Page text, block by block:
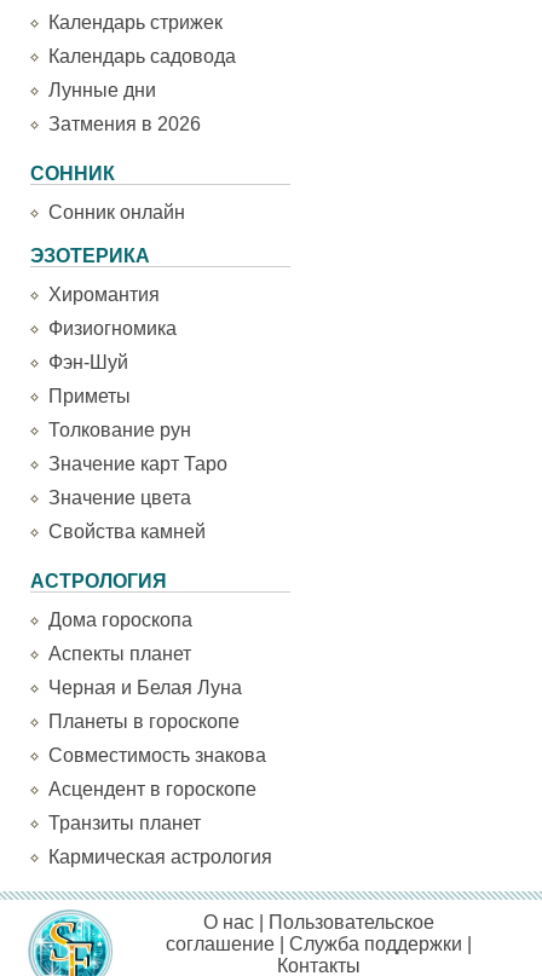
Календарь стрижек
Календарь садовода
Лунные дни
Затмения в 2026
СОННИК
Сонник онлайн
ЭЗОТЕРИКА
Хиромантия
Физиогномика
Фэн-Шуй
Приметы
Толкование рун
Значение карт Таро
Значение цвета
Свойства камней
АСТРОЛОГИЯ
Дома гороскопа
Аспекты планет
Черная и Белая Луна
Планеты в гороскопе
Совместимость знакова
Асцендент в гороскопе
Транзиты планет
Кармическая астрология
О нас
Пользовательское
соглашение |Служба поддержки
Контакты